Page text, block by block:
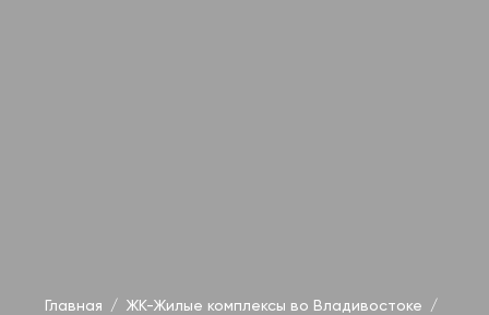
Главная
ЖК-Жилые комплексы во Владивостоке